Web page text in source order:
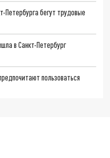
Петербурга бегут трудовые
в Санкт-Петербург
пользоваться